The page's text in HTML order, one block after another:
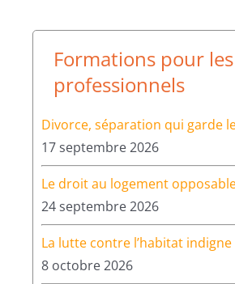
Formations pour les
professionnels
Divorce, séparation qui garde
17 septembre 2026
Le droit au logement
24 septembre 2026
La lutte contre l’habitat indigne
8 octobre 2026